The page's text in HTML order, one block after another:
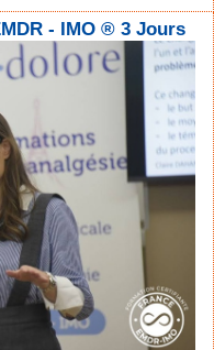
- IMO ® 3 Jours